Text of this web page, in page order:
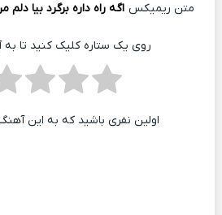
متن ریمیکس اگه راه داره برگرد بیا
روی یک ستاره کلیک کنید تا به
اولین نفری باشید که به این